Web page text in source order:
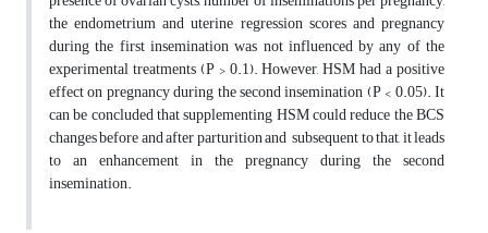
the endometrium and uterine regression scores and pregnancy
during the first insemination was not influenced by any of the
experimental treatments (P > 0.1). However, HSM had a positive
effect on pregnancy during the second insemination (P < 0.05). It
can be concluded that supplementing HSM could reduce the BCS
changes before and after parturition and subsequent to that, it leads
to an enhancement in the pregnancy during the second
insemination.